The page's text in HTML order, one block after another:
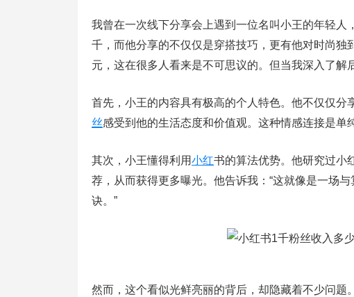
我曾在一次线下分享会上遇到一位名叫小王的年轻人
千，而他分享的不仅仅是穿搭技巧，更有他对时尚独
元，这在很多人看来是不可思议的。但当我深入了解
首先，小王的内容具有极高的个人特色。他不仅仅
丝感受到他的生活态度和价值观。这种情感连接是单
其次，小王懂得利用小红书的算法优势。他研究过小
荐，从而获得更多曝光。他告诉我：“这就像是一场
诀。”
然而，这个看似光鲜亮丽的背后，却隐藏着不少问